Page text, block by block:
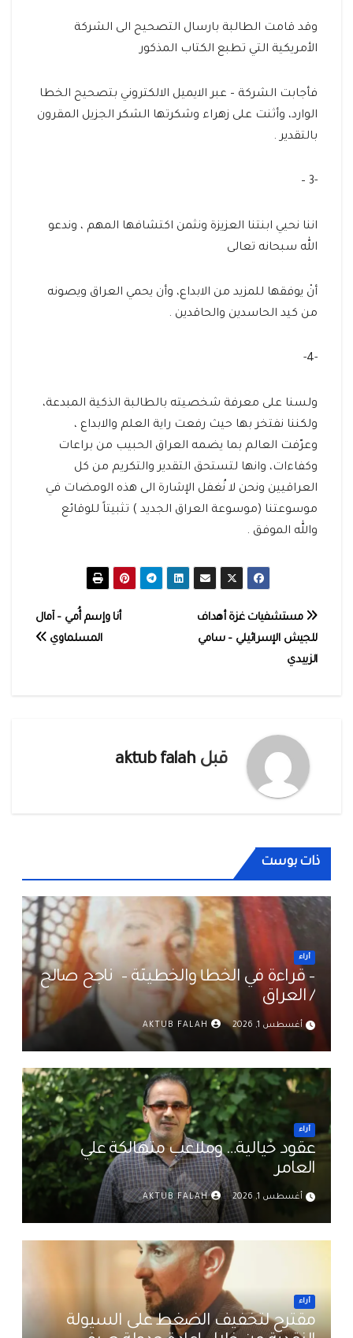
وقد قامت الطالبة بارسال التصحيح الى الشركة
الأمريكية التي تطبع الكتاب المذكور
فأجابت الشركة – عبر الايميل الالكتروني بتصحيح الخطا
الوارد، وأثنت على زهراء وشكرتها الشكر الجزيل المقرون
بالتقدير .
-3 –
اننا نحيي ابنتنا العزيزة ونثمن اكتشافها المهم ، وندعو
الله سبحانه تعالى
أنْ يوفقها للمزيد من الابداع، وأن يحمي العراق ويصونه
من كيد الحاسدين والحاقدين .
-4-
ولسنا على معرفة شخصيته بالطالبة الذكية المبدعة،
ولكننا نفتخر بها حيث رفعت راية العلم والابداع ،
وعرّفت العالم بما يضمه العراق الحبيب من براعات
وكفاءات، وانها لتستحق التقدير والتكريم من كل
العراقيين ونحن لا نُغفل الإشارة الى هذه الومضات في
موسوعتنا (موسوعة العراق الجديد ) تثبيتاً للوقائع
والله الموفق .
تصفّح
المقالات
أنا وإسم أُمي – آمال
المسلماوي
مستشفيات غزة أهداف
للجيش الإسرائيلي – سامي
الزبيدي
قبلaktub falah
ذات بوست
أراء
– قراءة في الخطأ والخطيئة – ناجح صالح
/ العراق
أغسطس 1, 2026 AKTUB FALAH
أراء
عقود خيالية… وملاعب متهالكة علي
العامر
أغسطس 1, 2026 AKTUB FALAH
أراء
مقترح لتخفيف الضغط على السيولة